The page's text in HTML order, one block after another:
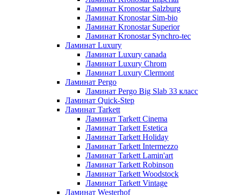
Ламинат Kronostar Salzburg
Ламинат Kronostar Sim-bio
Ламинат Kronostar Superior
Ламинат Kronostar Synchro-tec
Ламинат Luxury
Ламинат Luxury canada
Ламинат Luxury Chrom
Ламинат Luxury Clermont
Ламинат Pergo
Ламинат Pergo Big Slab 33 класс
Ламинат Quick-Step
Ламинат Tarkett
Ламинат Tarkett Cinema
Ламинат Tarkett Estetica
Ламинат Tarkett Holiday
Ламинат Tarkett Intermezzo
Ламинат Tarkett Lamin'art
Ламинат Tarkett Robinson
Ламинат Tarkett Woodstock
Ламинат Tarkett Vintage
Ламинат Westerhof